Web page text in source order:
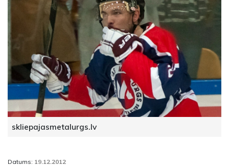
skliepajasmetalurgs.lv
Datums: 19.12.2012